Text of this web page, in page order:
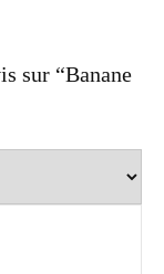
sur “Banane